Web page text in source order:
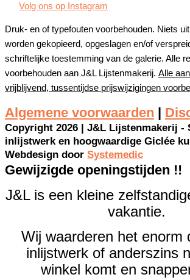
Volg ons op Instagram
Druk- en of typefouten voorbehouden. Niets
worden gekopieerd, opgeslagen en/of
schriftelijke toestemming van de galerie. Alle
voorbehouden aan J&L Lijstenmakerij. Alle
vrijblijvend, tussentijdse prijswijzigingen
Algemene voorwaarden |
Copyright 2026 | J&L Lijstenmakerij -
inlijstwerk en hoogwaardige Giclée
Webdesign door Systemedic
Gewijzigde openingstijden !!
J&L is een kleine
vakantie.
Wij waarderen het enorm
inlijstwerk of anderszins
winkel komt en